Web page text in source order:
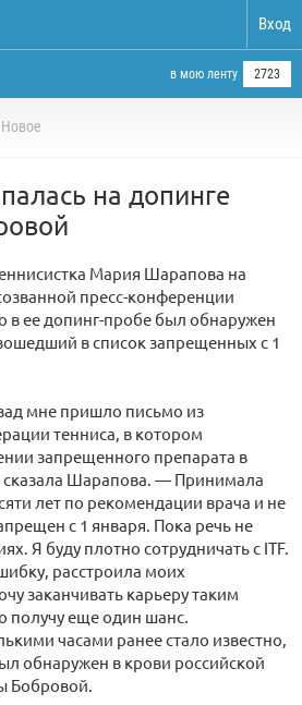
Вход
в мою ленту 2723
Новое
на допинге
Мария Шарапова на
пресс-конференции
в ее допинг-пробе был обнаружен
в список запрещенных с 1
мне пришло письмо из
тенниса, в котором
запрещенного препарата в
Шарапова. — Принимала
лет по рекомендации врача и не
с 1 января. Пока речь не
Я буду плотно сотрудничать с ITF.
расстроила моих
заканчивать карьеру таким
получу еще один шанс.
часами ранее стало известно,
обнаружен в крови российской
Бобровой.